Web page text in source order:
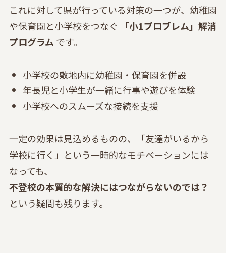
これに対して県が行っている対策の一つが、幼稚園
や保育園と小学校をつなぐ
「小1プロブレム」解消
プログラム です。
小学校の敷地内に幼稚園・保育園を併設
年長児と小学生が一緒に行事や遊びを体験
小学校へのスムーズな接続を支援
一定の効果は見込めるものの、「友達がいるから
学校に行く」という一時的なモチベーションには
なっても、
不登校の本質的な解決にはつながらないのでは？
という疑問も残ります。